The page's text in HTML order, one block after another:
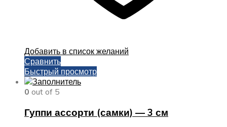
Добавить в список желаний
Сравнить
Быстрый просмотр
0 out of 5
Гуппи ассорти (самки) — 3 см